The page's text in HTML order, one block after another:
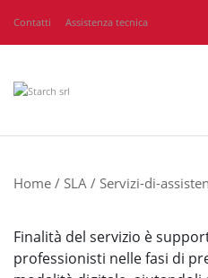
Contatti Assistenza tecnica
Home / SLA / Servizi-di-
Finalità del servizio è
professionisti nelle fasi di